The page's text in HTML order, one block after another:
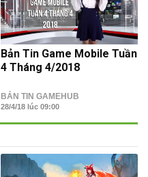
Bản Tin Game Mobile Tuần
4 Tháng 4/2018
BẢN TIN GAMEHUB
28/4/18 lúc 09:00